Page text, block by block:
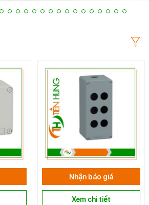
Nhận báo giá
Xem chi tiết